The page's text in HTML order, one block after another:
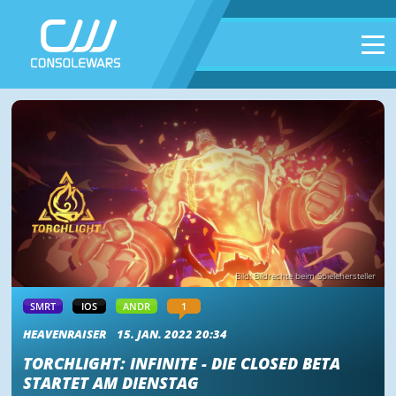
Bild: Bildrechte beim Spielehersteller
SMRT IOS ANDR 1
HEAVENRAISER 15. JAN. 2022 20:34
TORCHLIGHT: INFINITE - DIE CLOSED BETA
STARTET AM DIENSTAG